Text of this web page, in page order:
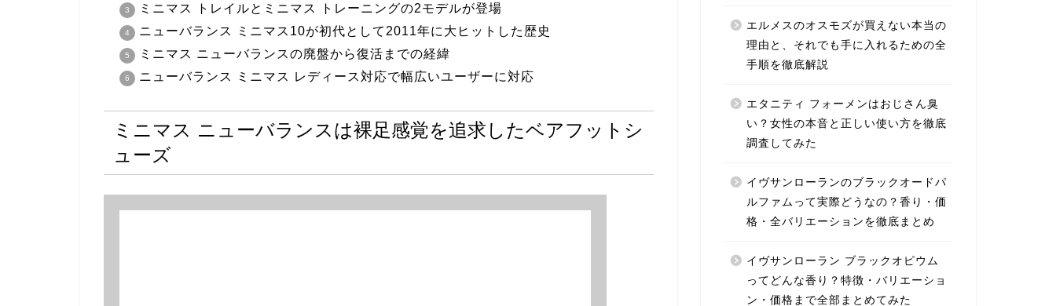
ミニマス トレイルとミニマス トレーニングの2モデルが登場
ニューバランス ミニマス10が初代として2011年に大ヒットした歴史
ミニマス ニューバランスの廃盤から復活までの経緯
ニューバランス ミニマス レディース対応で幅広いユーザーに対応
ミニマス ニューバランスは裸足感覚を追求したベアフットシ
ューズ
エルメスのオスモズが買えない本当の
理由と、それでも手に入れるための全
手順を徹底解説
エタニティ フォーメンはおじさん臭
い？女性の本音と正しい使い方を徹底
調査してみた
イヴサンローランのブラックオードパ
ルファムって実際どうなの？香り・価
格・全バリエーションを徹底まとめ
イヴサンローラン ブラックオピウム
ってどんな香り？特徴・バリエーショ
ン・価格まで全部まとめてみた